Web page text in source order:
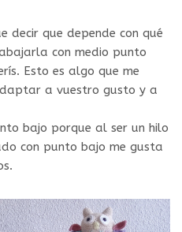
decir que depende con qué
con medio punto
Esto es algo que me
a vuestro gusto y a
bajo porque al ser un hilo
con punto bajo me gusta